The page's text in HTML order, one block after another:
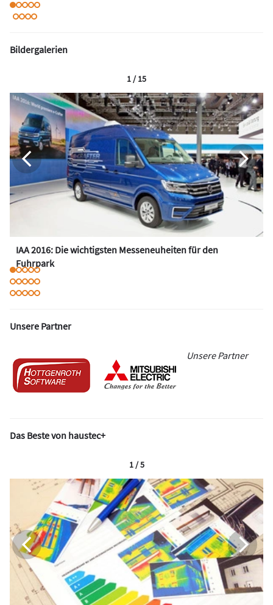
Bildergalerien
IAA 2016: Die wichtigsten Messeneuheiten für den
Fuhrpark
1 / 15
Unsere Partner
Unsere Partner
Das Beste von haustec+
1 / 5